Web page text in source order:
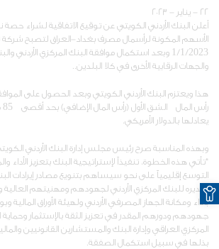
٢٢ - يناير - ٢٠٢٣
الأسهم المكونة لرأسمال مصرف بغداد-العراق لتصبح شركة
1/1/2023 وبعد استكمال موافقة البنك المركزي الأردني
والجهات الرقابية الأخرى في كلا البلدين..
هذا ويعتزم البنك الأردني الكويتي وبعد الحصول على
يعادلها بالدولار الأمريكي.
وبهذه المناسبة صرح رئيس مجلس إدارة البنك الأردني
"تأتي هذه الخطوة، تنفيذاً لإستراتيجية البنك بتعزيز الأداء
التوسع إقليمياً على نحو سيساهم بتنويع مصادر إيرادات
تقديره للبنك المركزي الأردني لجهودهم ومهنيتهم
بأداء ومكانة الجهاز المصرفي الأردني ولهيئة الأوراق المالية
جهودهم ودورهم المقدر في تعزيز الثقة بالإستثمار
المركزي العراقي وإدارة البنك والمستشارين القانونيين
بذلها في سبيل استكمال الصفقة.